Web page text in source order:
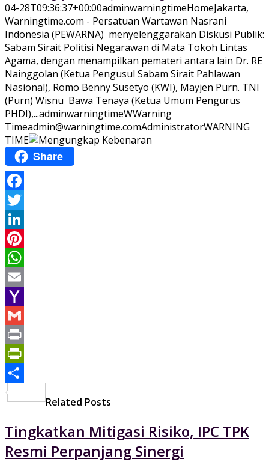
04-28T09:36:37+00:00adminwarningtimeHomeJakarta,
Warningtime.com - Persatuan Wartawan Nasrani
Indonesia (PEWARNA) menyelenggarakan Diskusi Publik:
Sabam Sirait Politisi Negarawan di Mata Tokoh Lintas
Agama, dengan menampilkan pemateri antara lain Dr. RE
Nainggolan (Ketua Pengusul Sabam Sirait Pahlawan
Nasional), Romo Benny Susetyo (KWI), Mayjen Purn. TNI
(Purn) Wisnu Bawa Tenaya (Ketua Umum Pengurus
PHDI),...adminwarningtimeWWarning
Timeadmin@warningtime.comAdministratorWARNING
TIME
Share
Facebook
Twitter
LinkedIn
Pinterest
WhatsApp
Email
Yahoo
Mail
Gmail
Print
PrintFriendly
Related Posts
Tingkatkan Mitigasi Risiko, IPC TPK
Resmi Perpanjang Sinergi